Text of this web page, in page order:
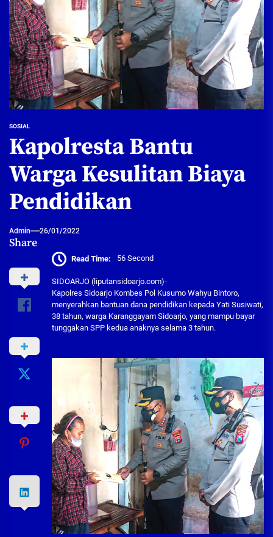
SOSIAL
Kapolresta Bantu
Warga Kesulitan Biaya
Pendidikan
Admin 26/01/2022
Share
Read Time: 56 Second
SIDOARJO (liputansidoarjo.com)-
Kapolres Sidoarjo Kombes Pol Kusumo Wahyu Bintoro,
menyerahkan bantuan dana pendidikan kepada Yati Susiwati,
38 tahun, warga Karanggayam Sidoarjo, yang mampu bayar
tunggakan SPP kedua anaknya selama 3 tahun.